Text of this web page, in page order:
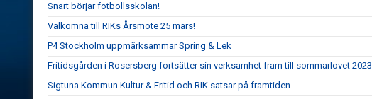
Snart börjar fotbollsskolan!
Välkomna till RIKs Årsmöte 25 mars!
P4 Stockholm uppmärksammar Spring & Lek
Fritidsgården i Rosersberg fortsätter sin verksamhet fram till sommarlovet 2023
Sigtuna Kommun Kultur & Fritid och RIK satsar på framtiden